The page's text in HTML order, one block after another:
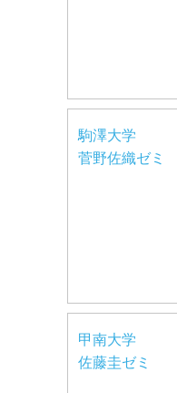
駒澤大学
菅野佐織ゼミ
甲南大学
佐藤圭ゼミ